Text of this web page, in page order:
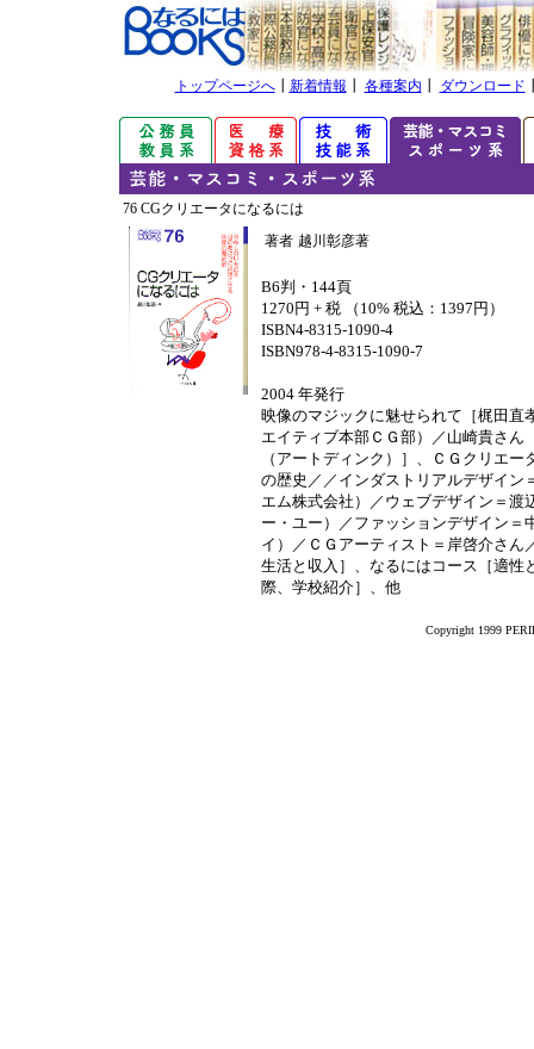
トップページへ┃ 新着情報 各種案内 ダウンロード
76 CGクリエータになるには
著者 越川彰彦著
B6判・144頁
1270円 + 税 （10% 税込：1397円）
ISBN4-8315-1090-4
ISBN978-4-8315-1090-7
2004 年発行
映像のマジックに魅せられて［梶田直
エイティブ本部ＣＧ部）／山崎貴さん
（アートディンク）］、ＣＧクリエ
の歴史／／インダストリアルデザイン
エム株式会社）／ウェブデザイン＝渡
ー・ユー）／ファッションデザイン＝
イ）／ＣＧアーティスト＝岸啓介さん
生活と収入］、なるにはコース［適性
際、学校紹介］、他
Copyright 1999